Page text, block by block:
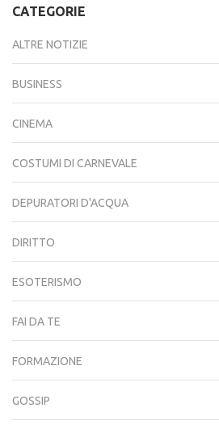
CATEGORIE
ALTRE NOTIZIE
BUSINESS
CINEMA
COSTUMI DI CARNEVALE
DEPURATORI D'ACQUA
DIRITTO
ESOTERISMO
FAI DA TE
FORMAZIONE
GOSSIP